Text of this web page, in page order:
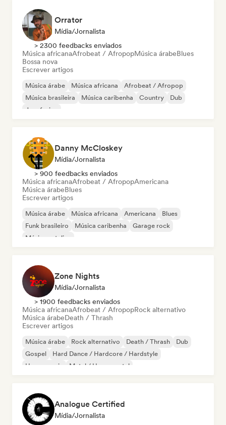
Orrator
Mídia/Jornalista
> 2300 feedbacks enviados
Música africanaAfrobeat / AfropopMúsica árabeBlues
Bossa nova
Escrever artigos
Música árabe Música africana
Afrobeat / Afropop
Música brasileira
Música caribenha Country
Dub
Jazz fusion
Danny McCloskey
Mídia/Jornalista
> 900 feedbacks enviados
Música africanaAfrobeat / AfropopAmericana
Música árabeBlues
Escrever artigos
Música árabe Música africana Americana
Blues
Funk brasileiro
Música caribenha
Garage rock
Música natalina
Zone Nights
Mídia/Jornalista
> 1900 feedbacks enviados
Música africanaAfrobeat / AfropopRock alternativo
Música árabeDeath / Thrash
Escrever artigos
Música árabe Rock alternativo Death / Thrash
Dub
Gospel
Hard Dance / Hardcore / Hardstyle
House music
Metal / Heavy metal
Analogue Certified
Mídia/Jornalista